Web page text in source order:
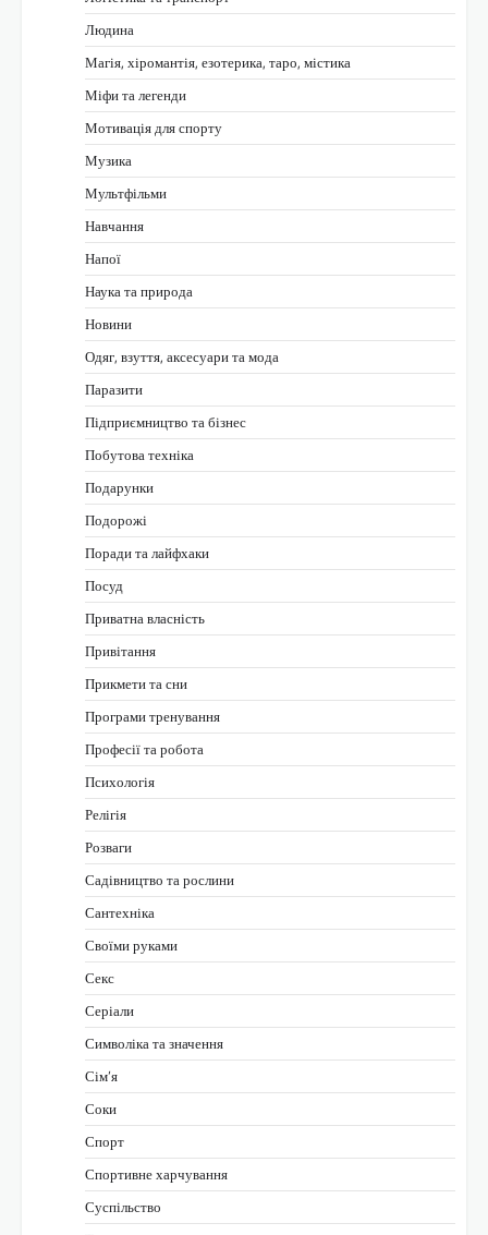
Людина
Магія, хіромантія, езотерика, таро, містика
Міфи та легенди
Мотивація для спорту
Музика
Мультфільми
Навчання
Напої
Наука та природа
Новини
Одяг, взуття, аксесуари та мода
Паразити
Підприємництво та бізнес
Побутова техніка
Подарунки
Подорожі
Поради та лайфхаки
Посуд
Приватна власність
Привітання
Прикмети та сни
Програми тренування
Професії та робота
Психологія
Релігія
Розваги
Садівництво та рослини
Сантехніка
Своїми руками
Секс
Серіали
Символіка та значення
Сім’я
Соки
Спорт
Спортивне харчування
Суспільство